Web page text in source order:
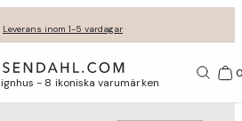
Leverans inom 1-5 vardagar
frakt på köp för minst 849 kr.
30 dagars fri retur med GLS
dina presenter fint inslagna
- 8 ikoniska varumärken